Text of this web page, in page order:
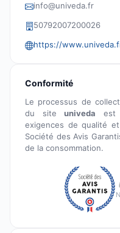
info@univeda.fr
50792007200026
https://
Conformité
Le processus de
du siteuniveda est
exigences de qualité
Société des Avis
de la consommation.